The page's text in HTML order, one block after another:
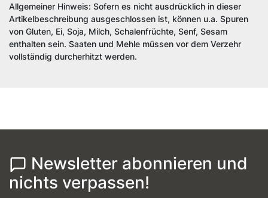
Allgemeiner Hinweis: Sofern es nicht ausdrücklich in dieser
Artikelbeschreibung ausgeschlossen ist, können u.a. Spuren
von Gluten, Ei, Soja, Milch, Schalenfrüchte, Senf, Sesam
enthalten sein. Saaten und Mehle müssen vor dem Verzehr
vollständig durcherhitzt werden.
Newsletter abonnieren und
nichts verpassen!